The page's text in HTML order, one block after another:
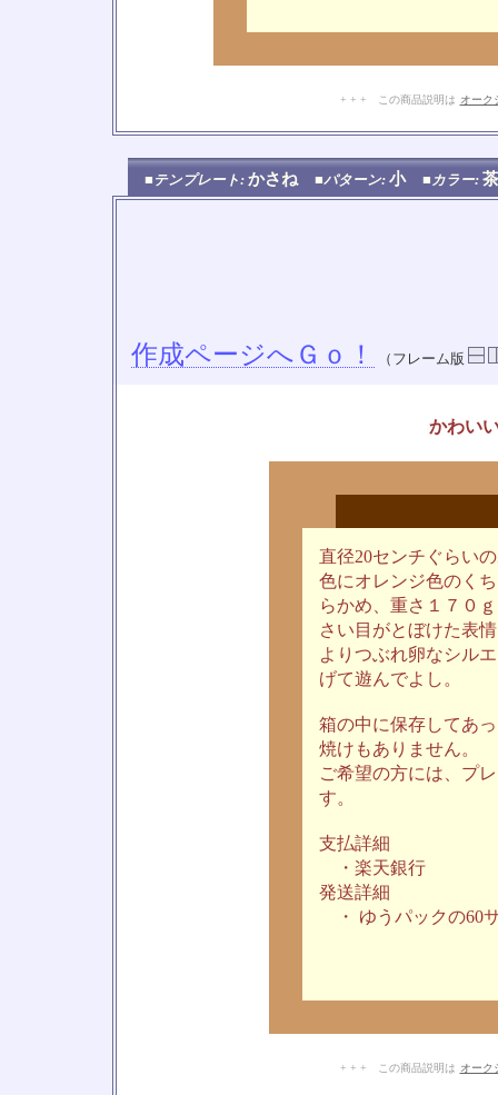
+ + + この商品説明は オーク
■テンプレート: かさね ■パターン: 小 ■カラー: 茶
作成ページへＧｏ！ （フレーム版
かわい
直径20センチぐらい
色にオレンジ色のく
らかめ、重さ１７０
さい目がとぼけた表
よりつぶれ卵なシル
げて遊んでよし。
箱の中に保存してあ
焼けもありません。
ご希望の方には、プ
す。
支払詳細
・楽天銀行
発送詳細
・ ゆうパックの60
+ + + この商品説明は オーク